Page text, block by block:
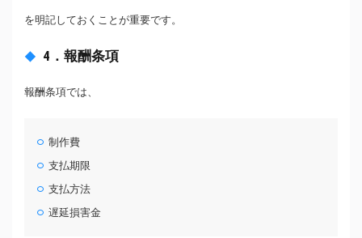
を明記しておくことが重要です。
4．報酬条項
報酬条項では、
制作費
支払期限
支払方法
遅延損害金